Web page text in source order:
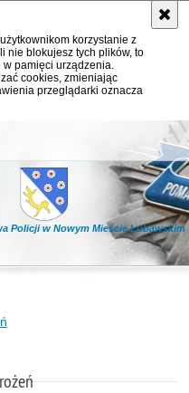
korzystanie z
nie blokujesz tych plików, to
pamięci urządzenia.
cookies, zmieniając
przeglądarki oznacza
Policji w Nowym Mieście Lubawskim